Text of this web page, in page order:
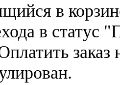
в
в статус
заказ